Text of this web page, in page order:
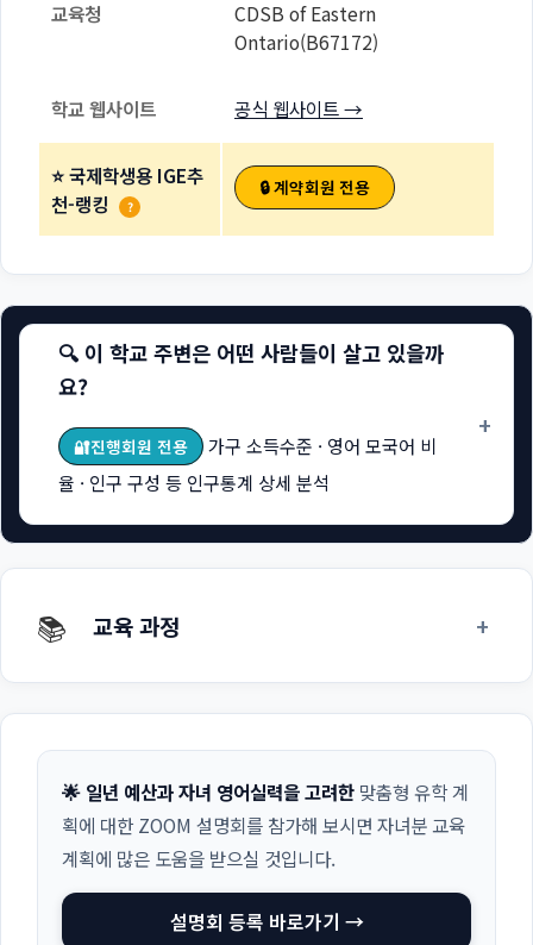
교육청
CDSB of Eastern
Ontario(B67172)
학교 웹사이트 공식 웹사이트 →
⭐ 국제학생용 IGE추
천-랭킹
?
🔒 계약회원 전용
🔍 이 학교 주변은 어떤 사람들이 살고 있을까
요?
🔐진행회원 전용
가구 소득수준 · 영어 모국어 비
율 · 인구 구성 등 인구통계 상세 분석
+
📚 교육 과정 +
🌟 일년 예산과 자녀 영어실력을 고려한 맞춤형 유학 계
획에 대한 ZOOM 설명회를 참가해 보시면 자녀분 교육
계획에 많은 도움을 받으실 것입니다.
설명회 등록 바로가기 →